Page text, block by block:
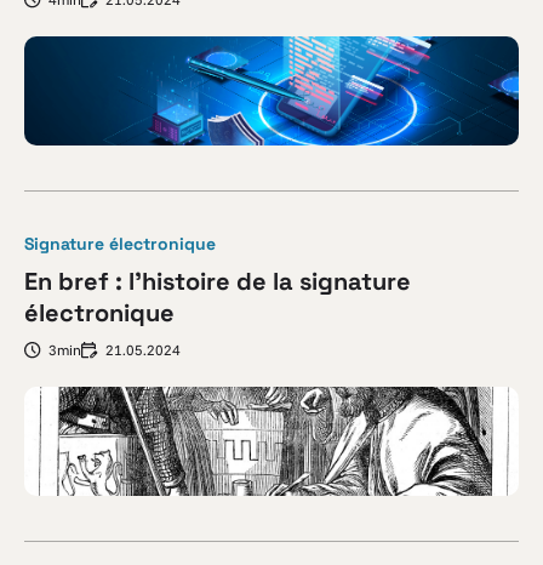
Signature électronique
En bref : l’histoire de la signature
électronique
3min 21.05.2024